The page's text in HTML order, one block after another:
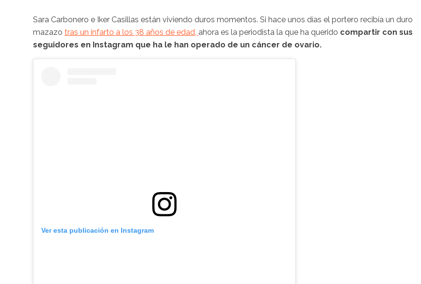
Sara Carbonero e Iker Casillas están viviendo duros momentos. Si hace unos días el portero recibía un duro
mazazo tras un infarto a los 38 años de edad, ahora es la periodista la que ha querido compartir con sus
seguidores en Instagram que ha le han operado de un cáncer de ovario.
Ver esta publicación en Instagram